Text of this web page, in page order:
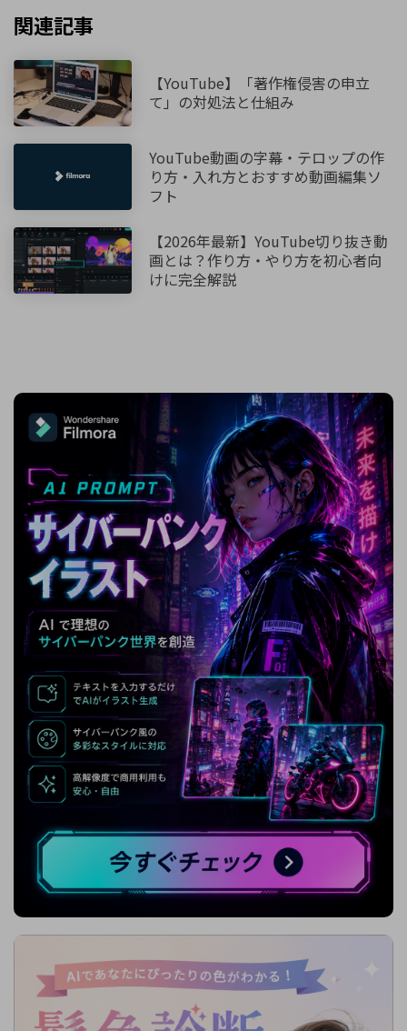
関連記事
【YouTube】「著作権侵害の申立
て」の対処法と仕組み
YouTube動画の字幕・テロップの作
り方・入れ方とおすすめ動画編集ソ
フト
【2026年最新】YouTube切り抜き動
画とは？作り方・やり方を初心者向
けに完全解説